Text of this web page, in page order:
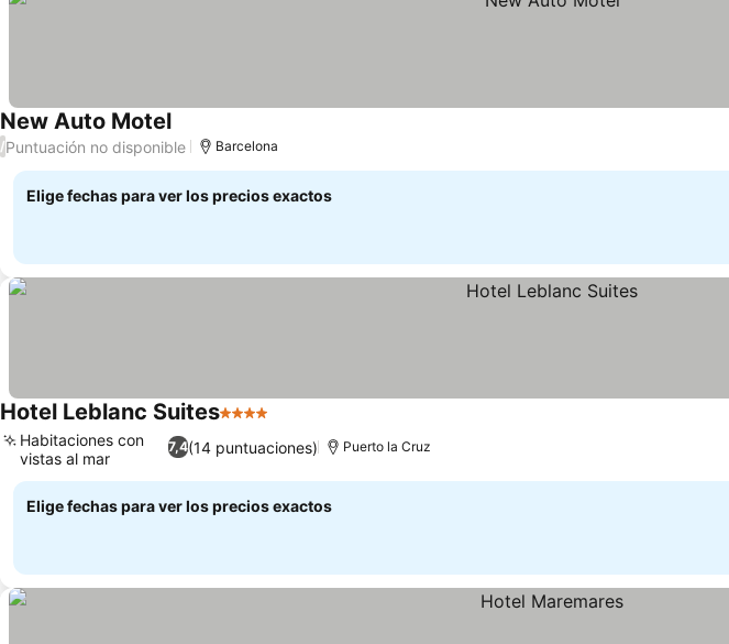
New Auto Motel
/Puntuación no disponible Barcelona
Elige fechas para ver los precios exactos
Hotel Leblanc Suites4 Estrellas
7,4(14 puntuaciones)
Habitaciones con
vistas al mar
Puerto la Cruz
Elige fechas para ver los precios exactos